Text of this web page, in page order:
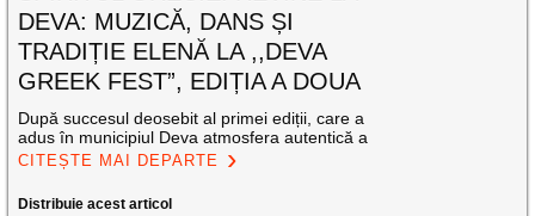
DEVA: MUZICĂ, DANS ȘI
TRADIȚIE ELENĂ LA ,,DEVA
GREEK FEST”, EDIȚIA A DOUA
După succesul deosebit al primei ediții, care a
adus în municipiul Deva atmosfera autentică a
CITEȘTE MAI DEPARTE
Distribuie acest articol